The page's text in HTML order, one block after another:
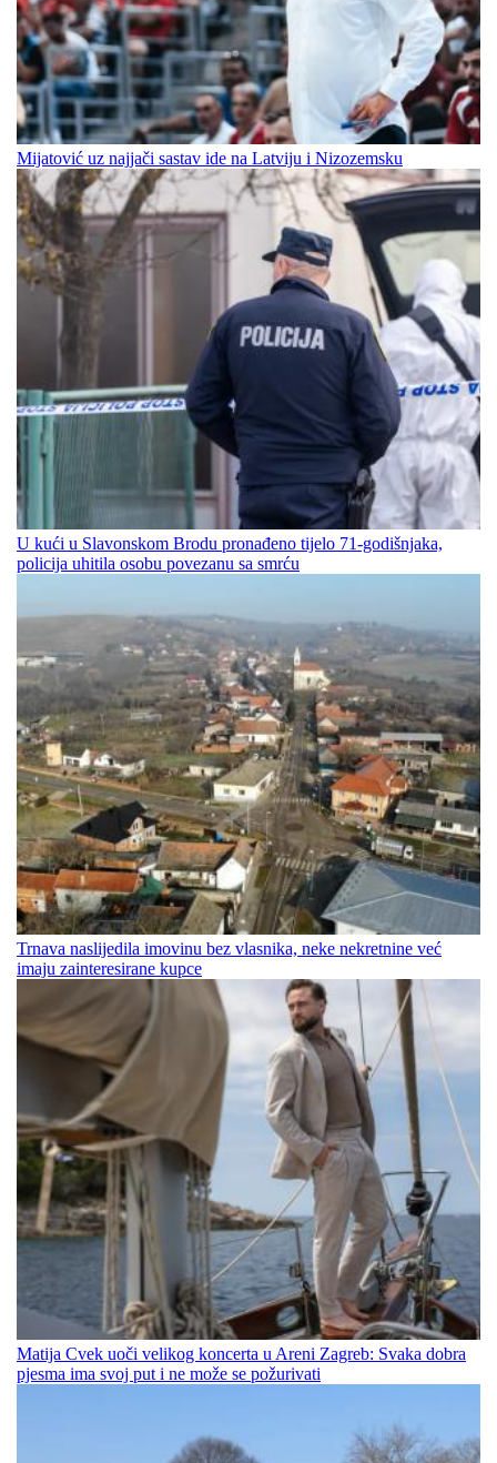
Mijatović uz najjači sastav ide na Latviju i Nizozemsku
U kući u Slavonskom Brodu pronađeno tijelo 71-godišnjaka,
policija uhitila osobu povezanu sa smrću
Trnava naslijedila imovinu bez vlasnika, neke nekretnine već
imaju zainteresirane kupce
Matija Cvek uoči velikog koncerta u Areni Zagreb: Svaka dobra
pjesma ima svoj put i ne može se požurivati